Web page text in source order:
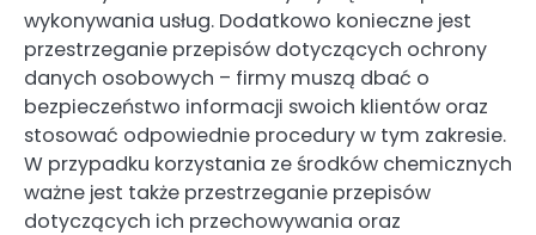
wykonywania usług. Dodatkowo konieczne jest
przestrzeganie przepisów dotyczących ochrony
danych osobowych – firmy muszą dbać o
bezpieczeństwo informacji swoich klientów oraz
stosować odpowiednie procedury w tym zakresie.
W przypadku korzystania ze środków chemicznych
ważne jest także przestrzeganie przepisów
dotyczących ich przechowywania oraz